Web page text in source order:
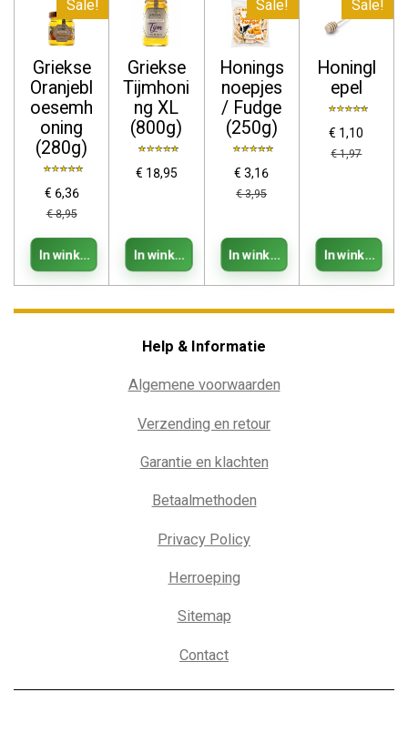
Sale!
Griekse
Oranjebl
oesemh
oning
(280g)
€ 6,36
€ 8,95
In winkelwagen
Griekse
Tijmhoni
ng XL
(800g)
€ 18,95
In winkelwagen
Sale!
Honings
noepjes
/ Fudge
(250g)
€ 3,16
€ 3,95
In winkelwagen
Sale!
Honingl
epel
€ 1,10
€ 1,97
In
Help & Informatie
Algemene voorwaarden
Verzending en retour
Garantie en klachten
Betaalmethoden
Privacy Policy
Herroeping
Sitemap
Contact